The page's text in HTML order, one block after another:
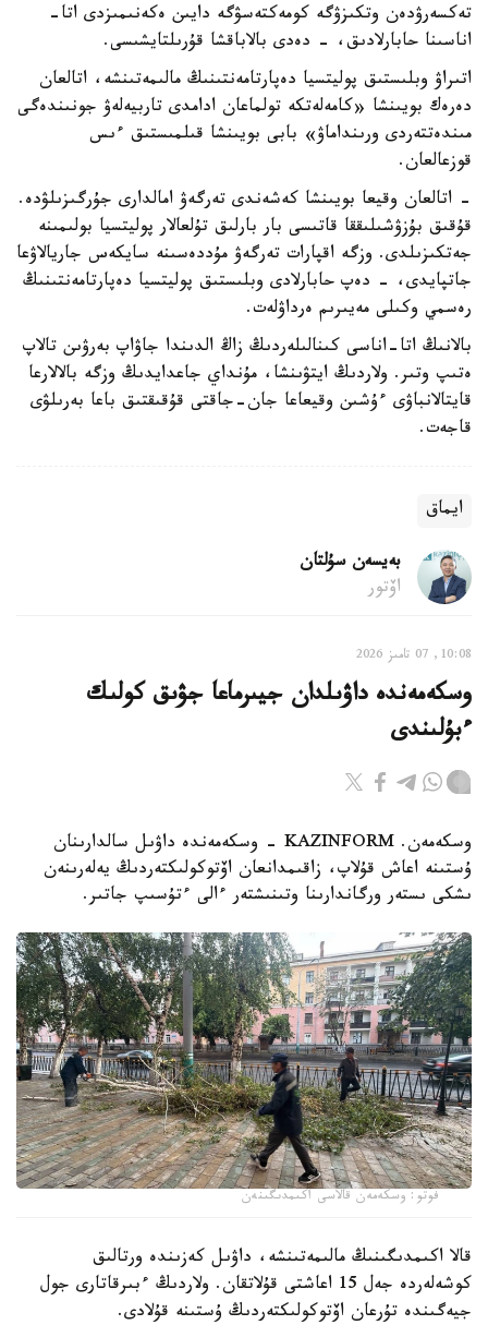
تەكسەرۋدەن وتكىزۋگە كومەكتەسۋگە دايىن ەكەنىمىزدى اتا-
اناسىنا حابارلادىق، - دەدى بالاباقشا قۇرىلتايشىسى.
اتىراۋ وبلىستىق پوليتسيا دەپارتامەنتىنىڭ مالىمەتىنشە، اتالعان
دەرەك بويىنشا «كامەلەتكە تولماعان ادامدى تاربيەلەۋ جونىندەگى
مىندەتتەردى ورىنداماۋ» بابى بويىنشا قىلمىستىق ءىس
قوزعالعان.
- اتالعان وقيعا بويىنشا كەشەندى تەرگەۋ امالدارى جۇرگىزىلۋدە.
قۇقىق بۇزۋشىلىققا قاتىسى بار بارلىق تۇلعالار پوليتسيا بولىمىنە
جەتكىزىلدى. وزگە اقپارات تەرگەۋ مۇددەسىنە سايكەس جاريالاۋعا
جاتپايدى، - دەپ حابارلادى وبلىستىق پوليتسيا دەپارتامەنتىنىڭ
رەسمي وكىلى مەيىرىم ەرداۋلەت.
بالانىڭ اتا-اناسى كىنالىلەردىڭ زاڭ الدىندا جاۋاپ بەرۋىن تالاپ
ەتىپ وتىر. ولاردىڭ ايتۋىنشا، مۇنداي جاعدايدىڭ وزگە بالالارعا
قايتالانباۋى ءۇشىن وقيعاعا جان-جاقتى قۇقىقتىق باعا بەرىلۋى
قاجەت.
ايماق
بەيسەن سۇلتان
اۆتور
10:08, 07 تامىز 2026
وسكەمەندە داۋىلدان جيىرماعا جۋىق كولىك
ءبۇلىندى
وسكەمەن. KAZINFORM - وسكەمەندە داۋىل سالدارىنان
ۇستىنە اعاش قۇلاپ، زاقىمدانعان اۆتوكولىكتەردىڭ يەلەرىنەن
ىشكى ىستەر ورگاندارىنا وتىنىشتەر ءالى ءتۇسىپ جاتىر.
فوتو: وسكەمەن قالاسى اكىمدىگىنەن
قالا اكىمدىگىنىڭ مالىمەتىنشە، داۋىل كەزىندە ورتالىق
كوشەلەردە جەل 15 اعاشتى قۇلاتقان. ولاردىڭ ءبىرقاتارى جول
جيەگىندە تۇرعان اۆتوكولىكتەردىڭ ۇستىنە قۇلادى.